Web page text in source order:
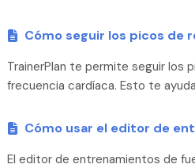
Cómo seguir los picos de
TrainerPlan te permite seguir
frecuencia cardíaca. Esto te
Cómo usar el editor de
El editor de entrenamientos de